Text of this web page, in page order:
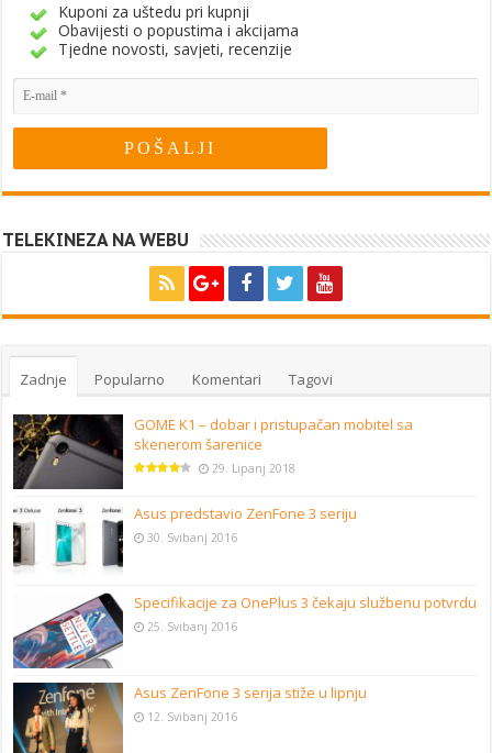
Kuponi za uštedu pri kupnji
Obavijesti o popustima i akcijama
Tjedne novosti, savjeti, recenzije
TELEKINEZA NA WEBU
Zadnje Popularno Komentari Tagovi
GOME K1 – dobar i pristupačan mobitel sa
skenerom šarenice
29. Lipanj 2018
Asus predstavio ZenFone 3 seriju
30. Svibanj 2016
Specifikacije za OnePlus 3 čekaju službenu potvrdu
25. Svibanj 2016
Asus ZenFone 3 serija stiže u lipnju
12. Svibanj 2016